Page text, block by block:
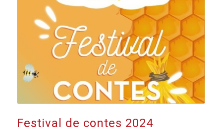
Festival de contes 2024